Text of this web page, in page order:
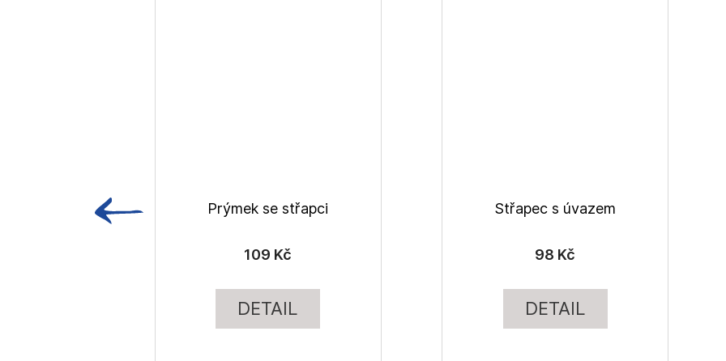
Prýmek se střapci
109 Kč
DETAIL
Střapec s úvazem
98 Kč
DETAIL